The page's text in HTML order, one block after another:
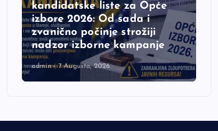
kandidatske liste za Opće
izbore 2026: Od sada i
zvanično počinje strožiji
nadzor izborne kampanje
admin 7 Augusta, 2026